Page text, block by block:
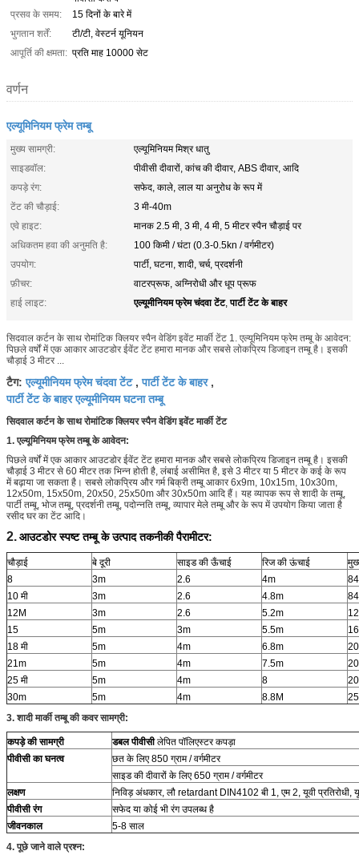
प्रसव के समय:
15 दिनों के बारे में
भुगतान शर्तें:
टी/टी, वेस्टर्न यूनियन
आपूर्ति की क्षमता: प्रति माह 10000 सेट
वर्णन
एल्यूमिनियम फ्रेम तम्बू
मुख्य सामग्री:
एल्यूमिनियम मिश्र धातु
साइडवॉल:
पीवीसी दीवारों, कांच की दीवार, ABS दीवार, आदि
कपड़े रंग:
सफेद, काले, लाल या अनुरोध के रूप में
टेंट की चौड़ाई:
3 मी-40m
एवे हाइट:
मानक 2.5 मी, 3 मी, 4 मी, 5 मीटर स्पैन चौड़ाई पर
अधिकतम हवा की अनुमति है:
100 किमी / घंटा (0.3-0.5kn / वर्गमीटर)
उपयोग:
पार्टी, घटना, शादी, चर्च, प्रदर्शनी
फ़ीचर:
वाटरप्रूफ, अग्निरोधी और धूप प्रूफ
हाई लाइट:
एल्यूमीनियम फ्रेम चंदवा टेंट,पार्टी टेंट के बाहर
सिदवाल कर्टन के साथ रोमांटिक क्लियर स्पैन वेडिंग इवेंट मार्की टेंट 1. एल्यूमिनियम फ्रेम तम्बू के आवेदन:
पिछले वर्षों में एक आकार आउटडोर ईवेंट टेंट हमारा मानक और सबसे लोकप्रिय डिजाइन तम्बू है। इसकी
चौड़ाई 3 मीटर ...
टैग:एल्यूमीनियम फ्रेम चंदवा टेंट,पार्टी टेंट के बाहर,
पार्टी टेंट के बाहर एल्यूमीनियम घटना तम्बू
सिदवाल कर्टन के साथ रोमांटिक क्लियर स्पैन वेडिंग इवेंट मार्की टेंट
1. एल्यूमिनियम फ्रेम तम्बू के आवेदन:
पिछले वर्षों में एक आकार आउटडोर ईवेंट टेंट हमारा मानक और सबसे लोकप्रिय डिजाइन तम्बू है। इसकी
चौड़ाई 3 मीटर से 60 मीटर तक भिन्न होती है, लंबाई असीमित है, इसे 3 मीटर या 5 मीटर के कई के रूप
में बढ़ाया जा सकता है। सबसे लोकप्रिय और गर्म बिक्री तम्बू आकार 6x9m, 10x15m, 10x30m,
12x50m, 15x50m, 20x50, 25x50m और 30x50m आदि हैं। यह व्यापक रूप से शादी के तम्बू,
पार्टी तम्बू, भोज तम्बू, प्रदर्शनी तम्बू, पदोन्नति तम्बू, व्यापार मेले तम्बू और के रूप में उपयोग किया जाता है
रसीद घर का टेंट आदि।
2.आउटडोर स्पष्ट तम्बू के उत्पाद तकनीकी पैरामीटर:
चौड़ाई बे दूरी साइड की ऊँचाई रिज की ऊंचाई
8
3m 2.6 4m
10 मी
3m 2.6 4.8m
12M
3m 2.6 5.2m
15
5m 3m 5.5m
18 मी
5m 4m 6.8m
21m
5m 4m 7.5m
25 मी
5m 4m 8
30m
5m 4m 8.8M
3. शादी मार्की तम्बू की कवर सामग्री:
कपड़े की सामग्री डबल पीवीसीलेपित पॉलिएस्टर कपड़ा
पीवीसी का घनत्व
छत के लिए 850 ग्राम / वर्गमीटर
साइड की दीवारों के लिए 650 ग्राम / वर्गमीटर
लक्षण
निविड़ अंधकार, लौ retardant DIN4102 बी 1, एम 2, यूवी प्रतिरोधी,
पीवीसी रंग
सफेद या कोई भी रंग उपलब्ध है
जीवनकाल
5-8 साल
4. पूछे जाने वाले प्रश्न: